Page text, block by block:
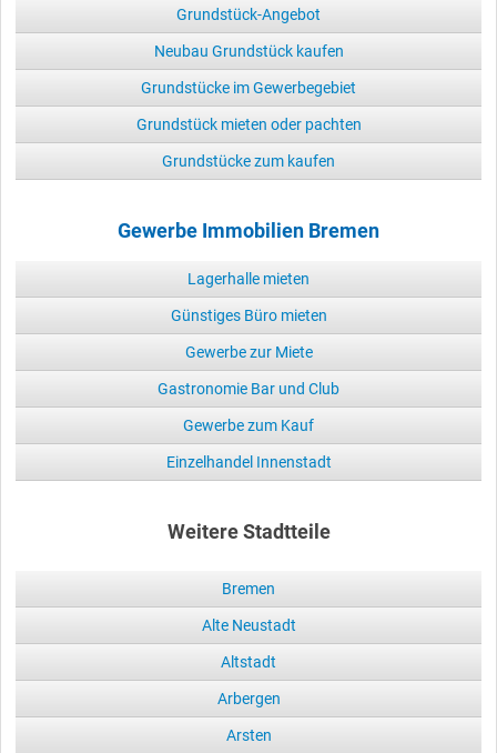
Grundstück-Angebot
Neubau Grundstück kaufen
Grundstücke im Gewerbegebiet
Grundstück mieten oder pachten
Grundstücke zum kaufen
Gewerbe Immobilien Bremen
Lagerhalle mieten
Günstiges Büro mieten
Gewerbe zur Miete
Gastronomie Bar und Club
Gewerbe zum Kauf
Einzelhandel Innenstadt
Weitere Stadtteile
Bremen
Alte Neustadt
Altstadt
Arbergen
Arsten